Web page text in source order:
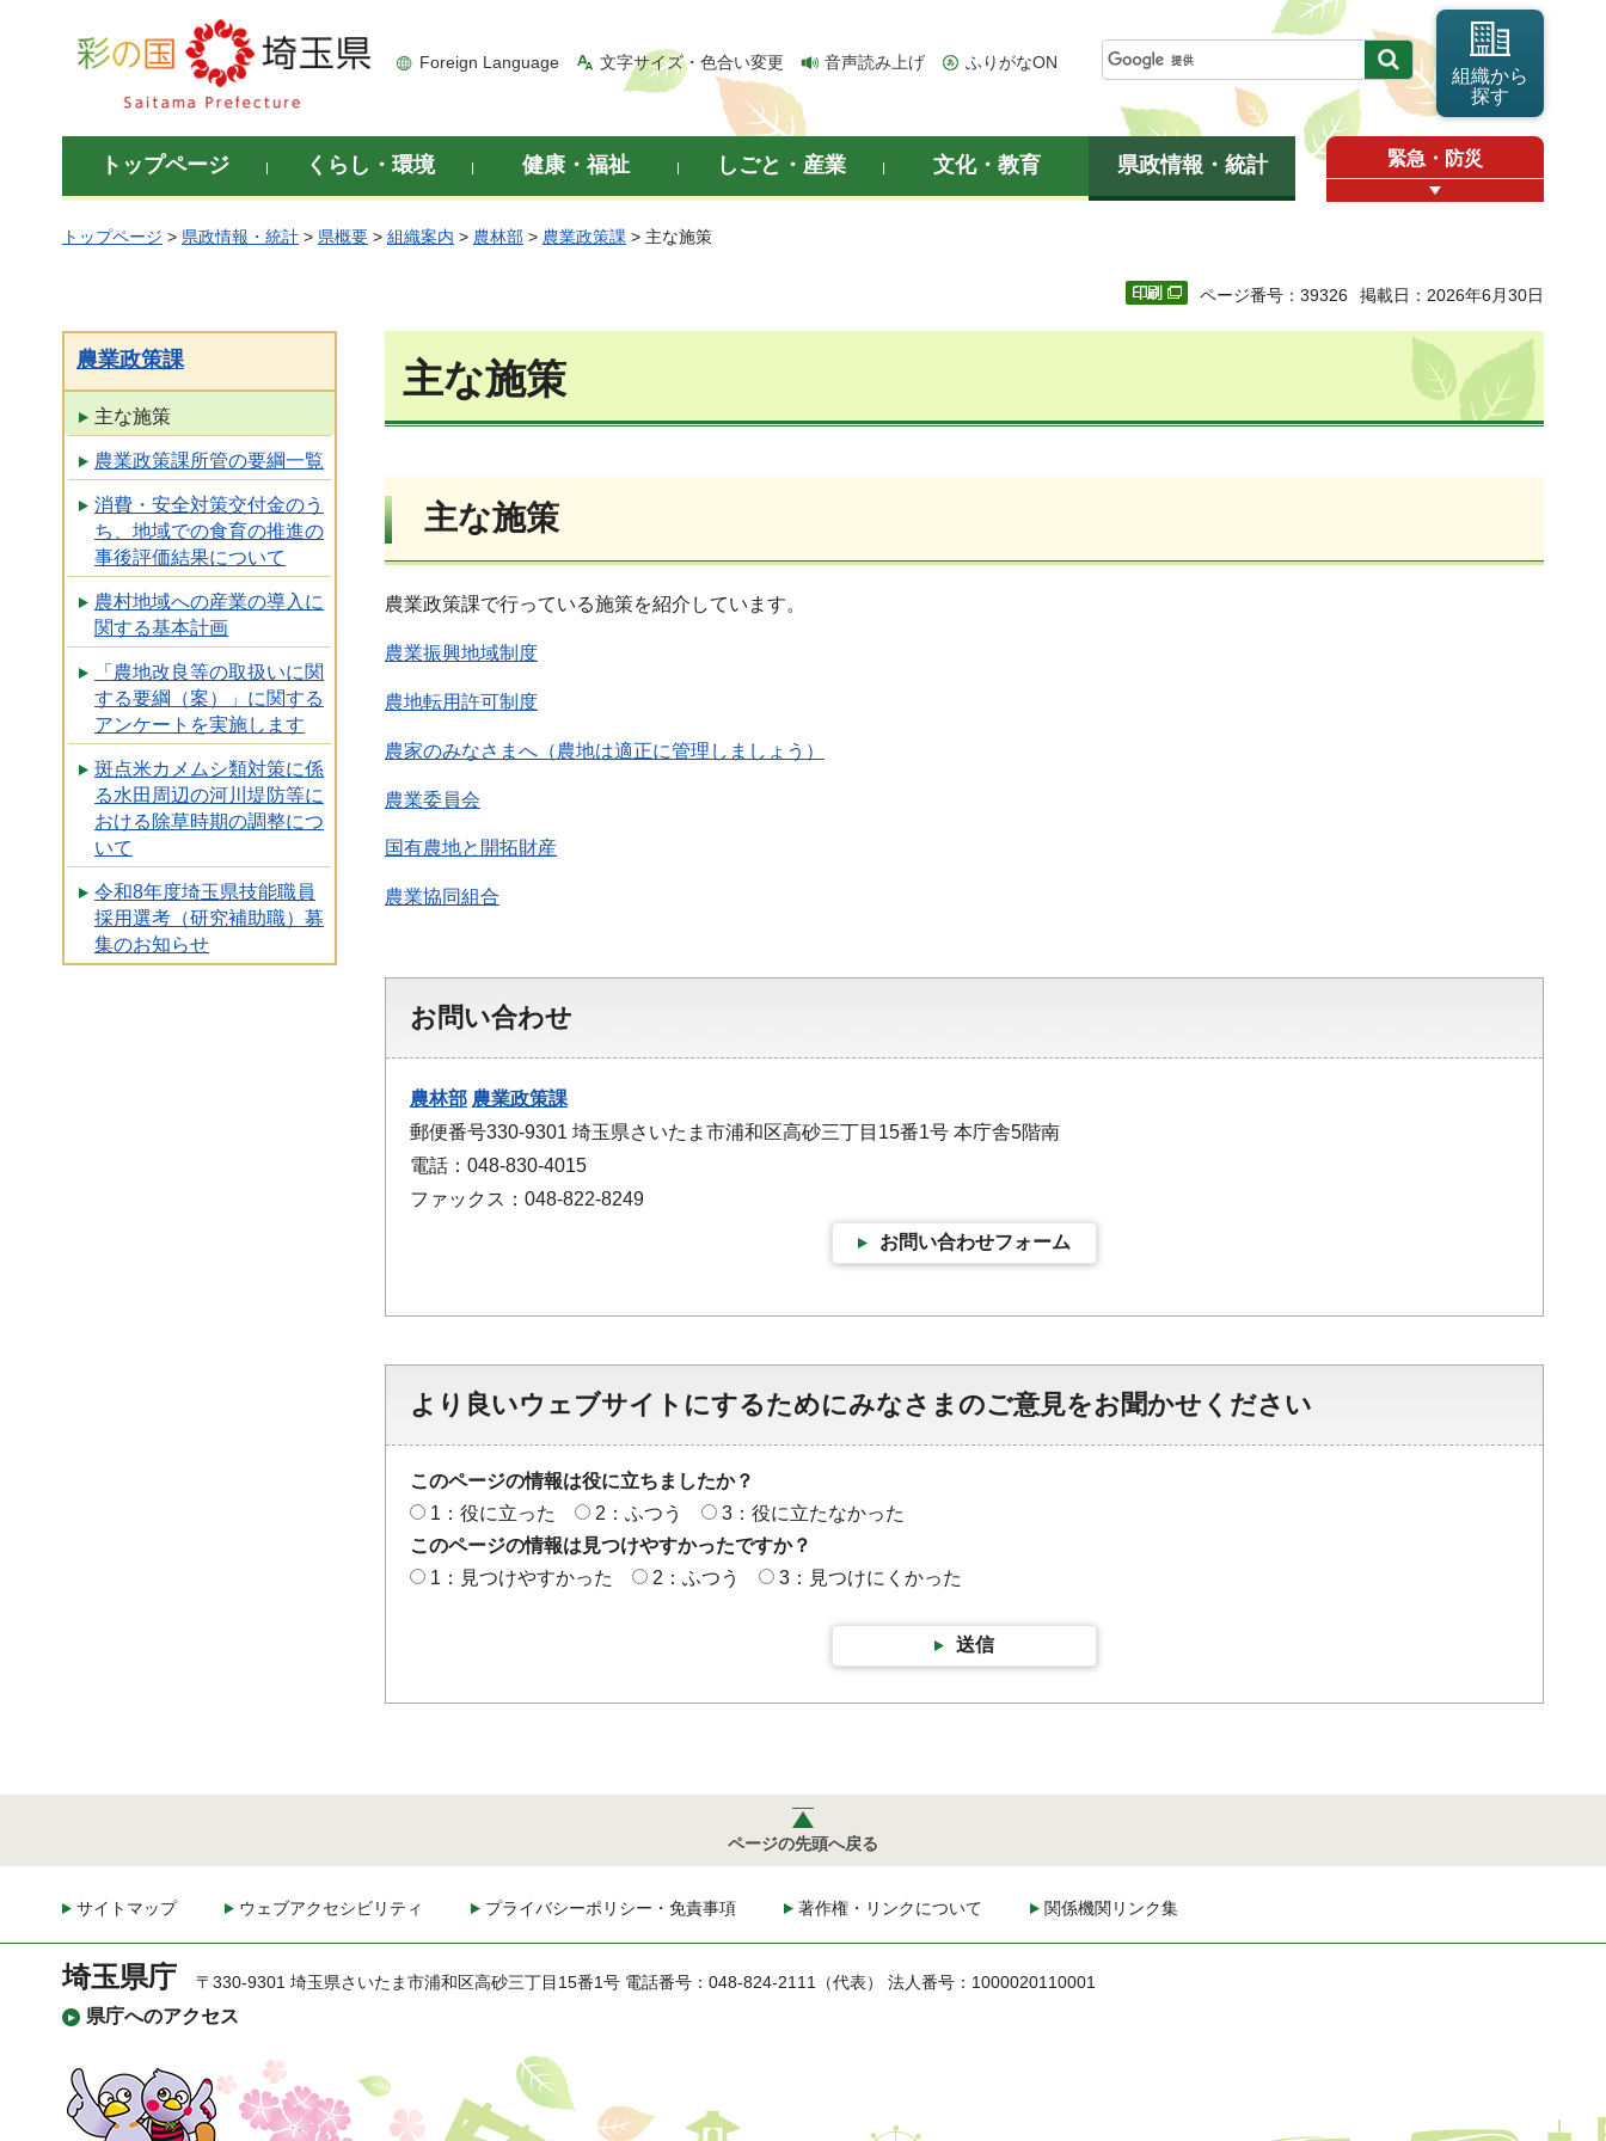
彩の国 埼玉県
Foreign Language 文字サイズ・色合い変更 音声読み上げ ふりがなON
組織から
探す
トップページ くらし・環境 健康・福祉 しごと・産業 文化・教育 県政情報・統計 緊急・防災
トップページ > 県政情報・統計 > 県概要 > 組織案内 > 農林部 > 農業政策課 > 主な施策
ページ番号：39326 掲載日：2026年6月30日
農業政策課
主な施策
農業政策課所管の要綱一覧
消費・安全対策交付金のう
ち、地域での食育の推進の
事後評価結果について
農村地域への産業の導入に
関する基本計画
「農地改良等の取扱いに関
する要綱（案）」に関する
アンケートを実施します
斑点米カメムシ類対策に係
る水田周辺の河川堤防等に
おける除草時期の調整につ
いて
令和8年度埼玉県技能職員
採用選考（研究補助職）募
集のお知らせ
主な施策
主な施策
農業政策課で行っている施策を紹介しています。
農業振興地域制度
農地転用許可制度
農家のみなさまへ（農地は適正に管理しましょう）
農業委員会
国有農地と開拓財産
農業協同組合
お問い合わせ
農林部 農業政策課
郵便番号330-9301 埼玉県さいたま市浦和区高砂三丁目15番1号 本庁舎5階南
電話：048-830-4015
ファックス：048-822-8249
お問い合わせフォーム
より良いウェブサイトにするためにみなさまのご意見をお聞かせください
このページの情報は役に立ちましたか？
1：役に立った
2：ふつう
3：役に立たなかった
このページの情報は見つけやすかったですか？
1：見つけやすかった
2：ふつう 3：見つけにくかった
送信
ページの先頭へ戻る
サイトマップ ウェブアクセシビリティ プライバシーポリシー・免責事項 著作権・リンクについて 関係機関リンク集
埼玉県庁
県庁へのアクセス
〒330-9301 埼玉県さいたま市浦和区高砂三丁目15番1号 電話番号：048-824-2111（代表） 法人番号：1000020110001